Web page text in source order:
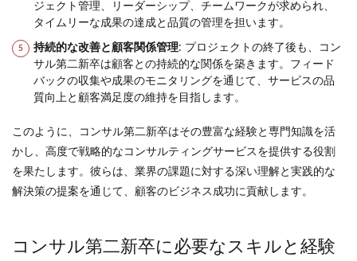
ジェクト管理、リーダーシップ、チームワークが求められ、
タイムリーな成果の達成と品質の管理を担います。
持続的な改善と顧客関係管理: プロジェクトの終了後も、コン
サル第二新卒は顧客との持続的な関係を築きます。フィード
バックの収集や成果のモニタリングを通じて、サービスの品
質向上と顧客満足度の維持を目指します。
このように、コンサル第二新卒はその豊富な経験と専門知識を活
かし、高度で戦略的なコンサルティングサービスを提供する役割
を果たします。彼らは、業界の課題に対する深い理解と実践的な
解決策の提案を通じて、顧客のビジネス成功に貢献します。
コンサル第二新卒に必要なスキルと経験